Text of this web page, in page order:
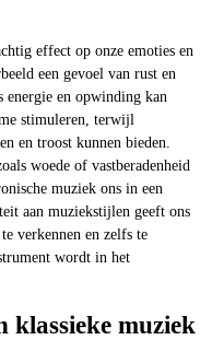
effect op onze emoties en
een gevoel van rust en
energie en opwinding kan
stimuleren, terwijl
en troost kunnen bieden.
woede of vastberadenheid
muziek ons in een
aan muziekstijlen geeft ons
verkennen en zelfs te
wordt in het
klassieke muziek